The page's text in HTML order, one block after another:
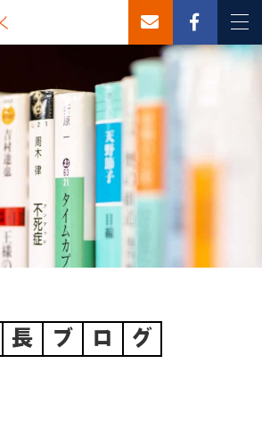
長 ブ ロ グ